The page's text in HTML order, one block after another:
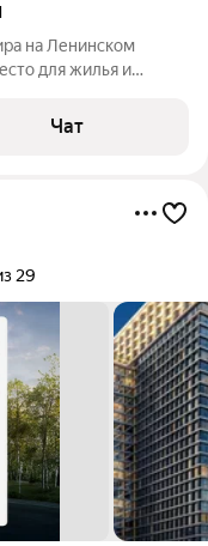
на Ленинском
для жилья и
, лобби,
душ
Чат
29